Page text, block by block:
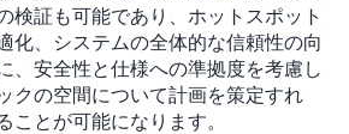
検証も可能であり、ホットスポット
化、システムの全体的な信頼性の向
、安全性と仕様への準拠度を考慮し
クの空間について計画を策定すれ
ことが可能になります。